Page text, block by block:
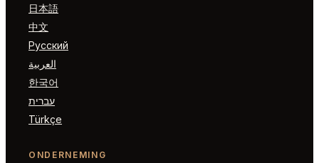
日本語
中文
Русский
العربية
한국어
עברית
Türkçe
ONDERNEMING